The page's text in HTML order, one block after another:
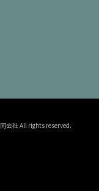
会社 All rights reserved.